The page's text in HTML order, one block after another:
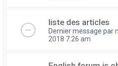
liste des articles
Dernier message par
2018 7:26 am